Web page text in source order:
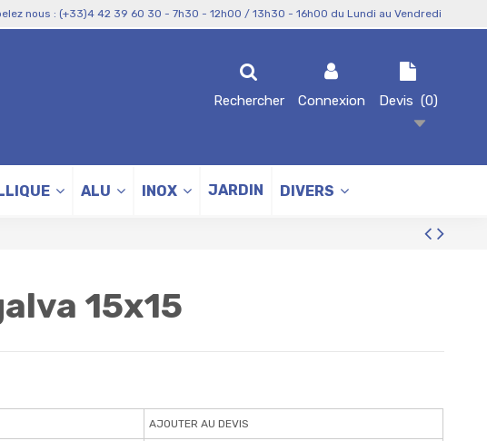
nous : (+33)4 42 39 60 30 - 7h30 - 12h00 / 13h30 - 16h00 du Lundi au Vendredi
Rechercher Connexion Devis (0)
ALU INOX JARDIN DIVERS
15x15
AJOUTER AU DEVIS